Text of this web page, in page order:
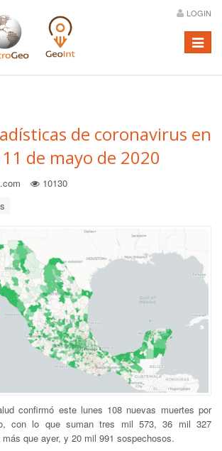
LOGIN
Menú
de coronavirus en
de mayo de 2020
10130
confirmó este lunes 108 nuevas muertes por
con lo que suman tres mil 573, 36 mil 327
que ayer, y 20 mil 991 sospechosos.